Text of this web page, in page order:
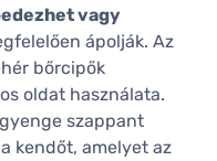
vagy
ápolják. Az
bőrcipők
oldat használata.
szappant
kendőt, amelyet az